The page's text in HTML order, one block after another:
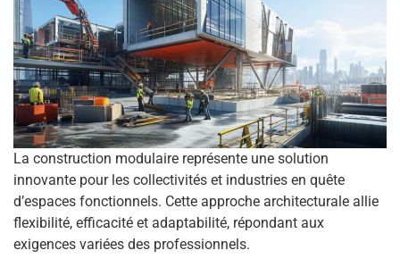
La construction modulaire représente une solution
innovante pour les collectivités et industries en quête
d’espaces fonctionnels. Cette approche architecturale allie
flexibilité, efficacité et adaptabilité, répondant aux
exigences variées des professionnels.